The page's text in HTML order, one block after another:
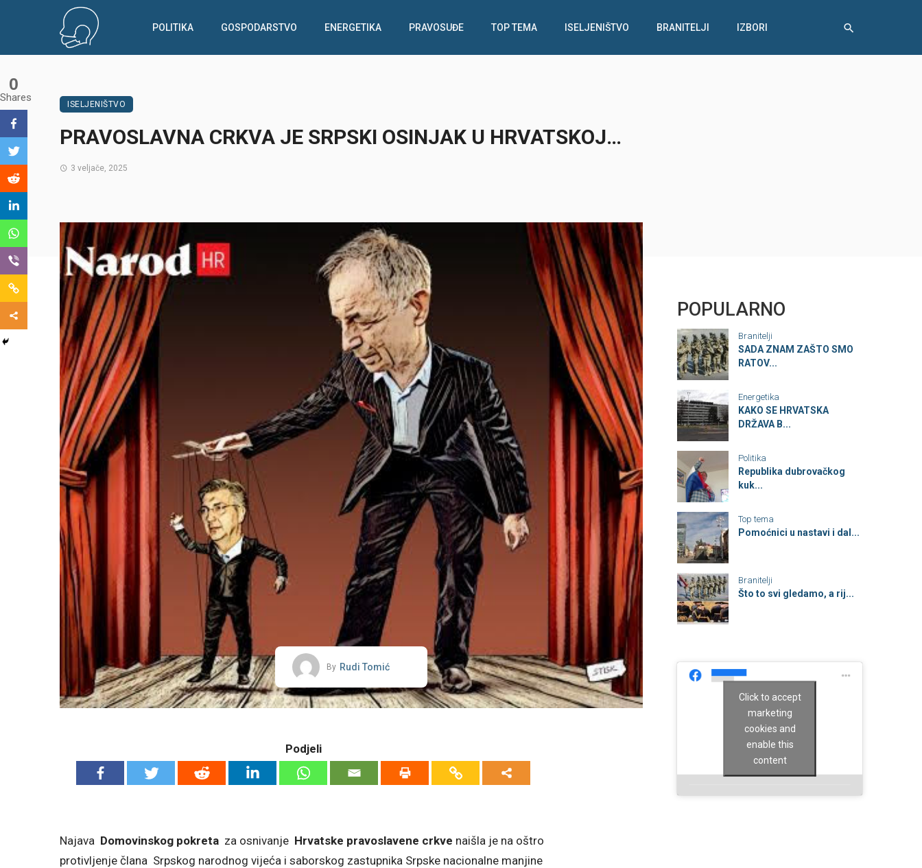
POLITIKA GOSPODARSTVO ENERGETIKA PRAVOSUĐE TOP TEMA ISELJENIŠTVO BRANITELJI IZBORI
ISELJENIŠTVO
PRAVOSLAVNA CRKVA JE SRPSKI OSINJAK U HRVATSKOJ…
3 veljače, 2025
By Rudi Tomić
Podjeli
Najava Domovinskog pokreta za osnivanje Hrvatske pravoslavene crkve naišla je na oštro
protivljenje člana Srpskog narodnog vijeća i saborskog zastupnika Srpske nacionalne manjine
0
Shares
POPULARNO
Branitelji
SADA ZNAM ZAŠTO SMO
RATOV...
Energetika
KAKO SE HRVATSKA
DRŽAVA B...
Politika
Republika dubrovačkog
kuk...
Top tema
Pomoćnici u nastavi i dal...
Branitelji
Što to svi gledamo, a rij...
Click to accept
marketing
cookies and
enable this
content